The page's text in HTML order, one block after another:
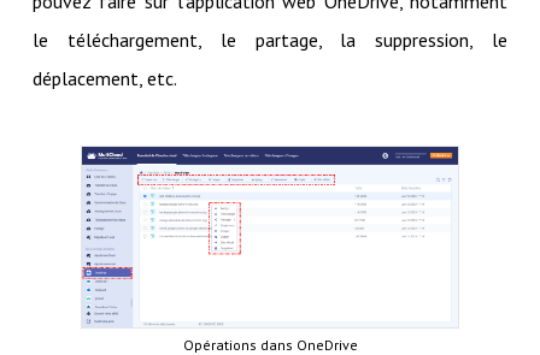
le téléchargement, le partage, la suppression, le
déplacement, etc.
Opérations dans OneDrive